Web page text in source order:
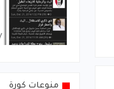
منوعات كورة